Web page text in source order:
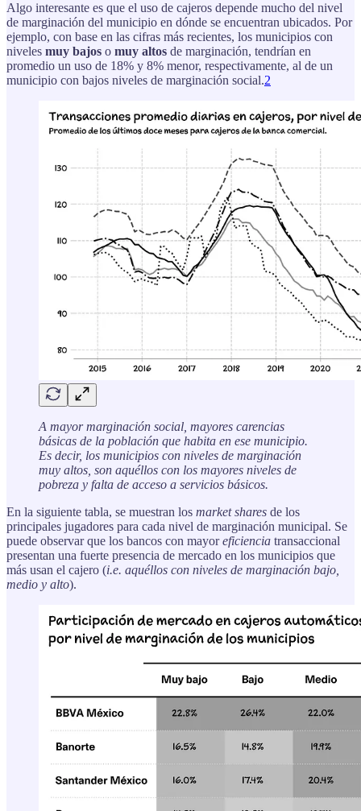
Algo interesante es que el uso de cajeros depende mucho del nivel
de marginación del municipio en dónde se encuentran ubicados. Por
ejemplo, con base en las cifras más recientes, los municipios con
niveles muy bajos o muy altos de marginación, tendrían en
promedio un uso de 18% y 8% menor, respectivamente, al de un
municipio con bajos niveles de marginación social.2
A mayor marginación social, mayores carencias
básicas de la población que habita en ese municipio.
Es decir, los municipios con niveles de marginación
muy altos, son aquéllos con los mayores niveles de
pobreza y falta de acceso a servicios básicos.
En la siguiente tabla, se muestran los market shares de los
principales jugadores para cada nivel de marginación municipal. Se
puede observar que los bancos con mayoreficiencia transaccional
presentan una fuerte presencia de mercado en los municipios que
más usan el cajero (i.e. aquéllos con niveles de marginación bajo,
medio y alto).